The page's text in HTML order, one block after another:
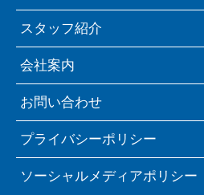
スタッフ紹介
会社案内
お問い合わせ
プライバシーポリシー
ソーシャルメディアポリシー